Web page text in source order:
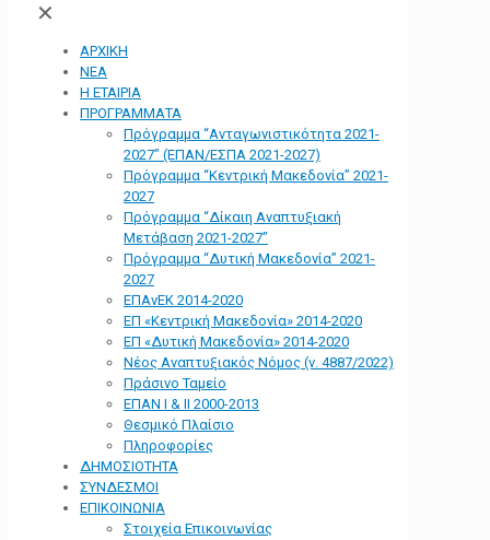
✕
ΑΡΧΙΚΗ
ΝΕΑ
Η ΕΤΑΙΡΙΑ
ΠΡΟΓΡΑΜΜΑΤΑ
Πρόγραμμα “Ανταγωνιστικότητα 2021-
2027” (ΕΠΑΝ/ΕΣΠΑ 2021-2027)
Πρόγραμμα “Κεντρική Μακεδονία” 2021-
2027
Πρόγραμμα “Δίκαιη Αναπτυξιακή
Μετάβαση 2021-2027”
Πρόγραμμα “Δυτική Μακεδονία” 2021-
2027
ΕΠΑνΕΚ 2014-2020
ΕΠ «Kεντρική Μακεδονία» 2014-2020
ΕΠ «Δυτική Μακεδονία» 2014-2020
Νέος Αναπτυξιακός Νόμος (ν. 4887/2022)
Πράσινο Ταμείο
ΕΠΑΝ Ι & ΙΙ 2000-2013
Θεσμικό Πλαίσιο
Πληροφορίες
ΔΗΜΟΣΙΟΤΗΤΑ
ΣΥΝΔΕΣΜΟΙ
ΕΠΙΚΟΙΝΩΝΙΑ
Στοιχεία Επικοινωνίας